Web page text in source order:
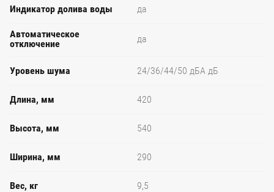
Индикатор долива воды да
Автоматическое
отключение
да
Уровень шума 24/36/44/50 дБА дБ
Длина, мм 420
Высота, мм 540
Ширина, мм 290
Вес, кг 9,5